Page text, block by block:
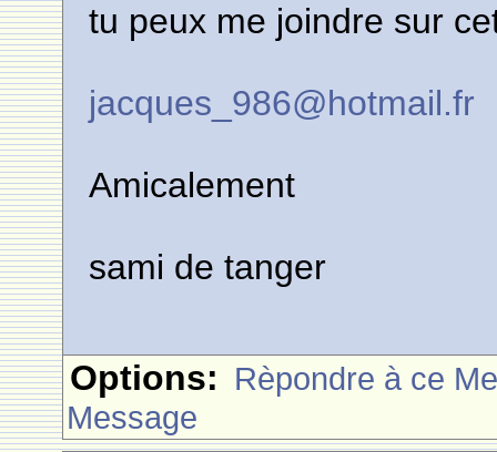
tu peux me joindre sur
jacques_986@hotmail.fr
Amicalement
sami de tanger
Options: Rèpondre à ce
Message